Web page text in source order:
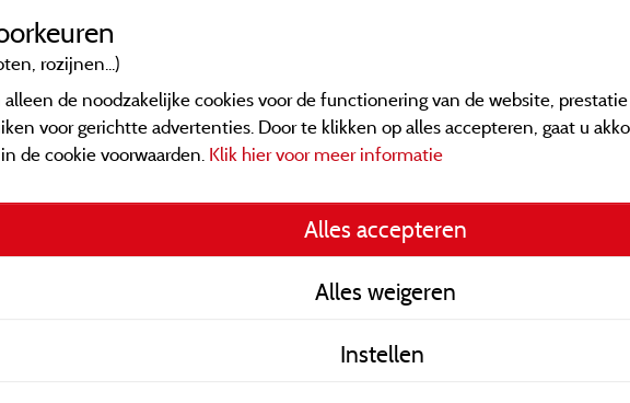
rozijnen...)
de noodzakelijke cookies voor de functionering van de website,
voor gerichtte advertenties. Door te klikken op alles accepteren, gaat u
de cookie voorwaarden. Klik hier voor meer informatie
Alles accepteren
Alles weigeren
Instellen